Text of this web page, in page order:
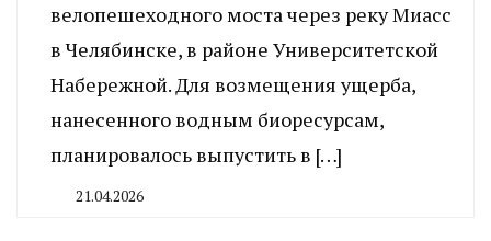
велопешеходного моста через реку Миасс
в Челябинске, в районе Университетской
Набережной. Для возмещения ущерба,
нанесенного водным биоресурсам,
планировалось выпустить в […]
21.04.2026